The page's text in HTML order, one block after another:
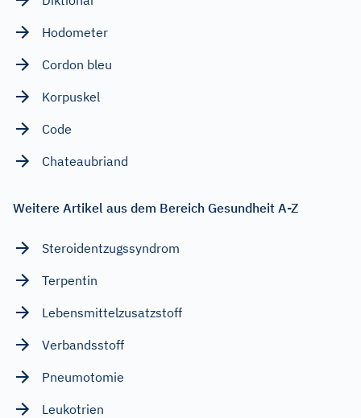
Hodometer
Cordon bleu
Korpuskel
Code
Chateaubriand
Weitere Artikel aus dem Bereich Gesundheit A-Z
Steroidentzugssyndrom
Terpentin
Lebensmittelzusatzstoff
Verbandsstoff
Pneumotomie
Leukotrien